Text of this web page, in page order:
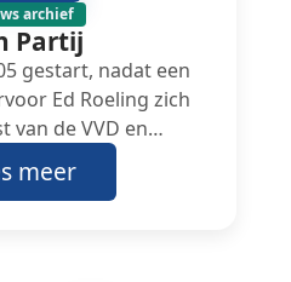
archief
Partij
gestart, nadat een
Ed Roeling zich
van de VVD en…
meer